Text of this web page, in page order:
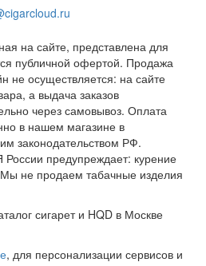
на сайте, представлена для
публичной офертой. Продажа
не осуществляется: на сайте
а выдача заказов
через самовывоз. Оплата
в нашем магазине в
законодательством РФ.
предупреждает: курение
не продаем табачные изделия
сигарет и HQD в Москве
, для персонализации сервисов и